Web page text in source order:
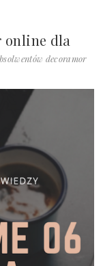
online dla
decoramor